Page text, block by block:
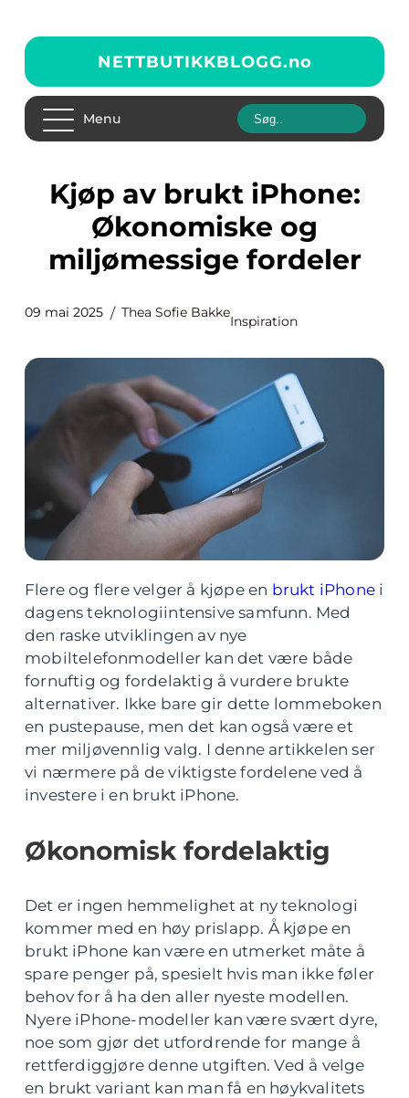
NETTBUTIKKBLOGG.no
Menu
Kjøp av brukt iPhone:
Økonomiske og
miljømessige fordeler
09 mai 2025 Thea Sofie Bakke
Inspiration
Flere og flere velger å kjøpe en brukt iPhone i
dagens teknologiintensive samfunn. Med
den raske utviklingen av nye
mobiltelefonmodeller kan det være både
fornuftig og fordelaktig å vurdere brukte
alternativer. Ikke bare gir dette lommeboken
en pustepause, men det kan også være et
mer miljøvennlig valg. I denne artikkelen ser
vi nærmere på de viktigste fordelene ved å
investere i en brukt iPhone.
Økonomisk fordelaktig
Det er ingen hemmelighet at ny teknologi
kommer med en høy prislapp. Å kjøpe en
brukt iPhone kan være en utmerket måte å
spare penger på, spesielt hvis man ikke føler
behov for å ha den aller nyeste modellen.
Nyere iPhone-modeller kan være svært dyre,
noe som gjør det utfordrende for mange å
rettferdiggjøre denne utgiften. Ved å velge
en brukt variant kan man få en høykvalitets